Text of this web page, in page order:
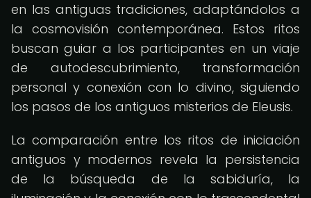
en las antiguas tradiciones, adaptándolos a
la cosmovisión contemporánea. Estos ritos
buscan guiar a los participantes en un viaje
de autodescubrimiento, transformación
personal y conexión con lo divino, siguiendo
los pasos de los antiguos misterios de Eleusis.
La comparación entre los ritos de iniciación
antiguos y modernos revela la persistencia
de la búsqueda de la sabiduría, la